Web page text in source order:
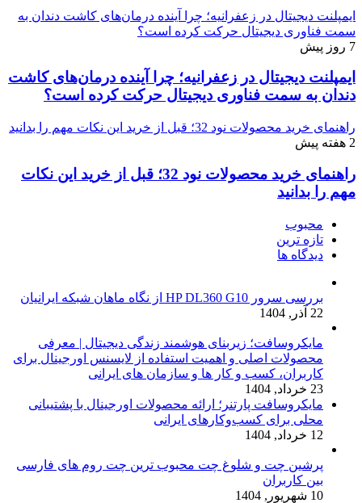
ایمپلنت دیجیتال در زعفرانیه؛ چرا آینده درمان‌های کاشت دندان به
سمت فناوری دیجیتال حرکت کرده است؟
7 روز پیش
ایمپلنت دیجیتال در زعفرانیه؛ چرا آینده درمان‌های کاشت
دندان به سمت فناوری دیجیتال حرکت کرده است؟
راهنمای خرید محصولات نود 32؛ قبل از خرید این نکات مهم را بدانید
2 هفته پیش
راهنمای خرید محصولات نود 32؛ قبل از خرید این نکات
مهم را بدانید
محبوب
تازه ترین
دیدگاه ها
بررسی سرور HP DL360 G10 از نگاه ماهان شبکه ایرانیان
22 آذر, 1404
مایکروسافت؛ زیربنای هوشمند زندگی دیجیتال | معرفی
محصولات اصلی و اهمیت استفاده از لایسنس اورجینال برای
کاربران، کسب و کار ها و سازمان های ایرانی
23 خرداد, 1404
مایکروسافت پارتنر؛ ارائه محصولات اورجینال با پشتیبانی
محلی برای کسب‌وکارهای ایرانی
12 خرداد, 1404
پرشین چت و شلوغ چت محبوب ترین چت روم های فارسی
بین کاربران
10 شهریور, 1404